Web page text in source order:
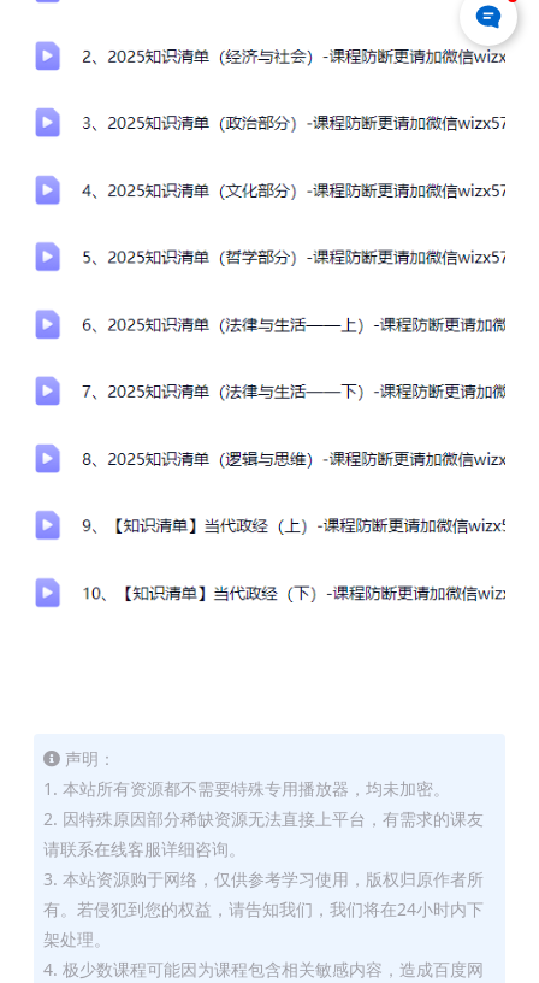
声明：
1. 本站所有资源都不需要特殊专用播放器，均未加密。
2. 因特殊原因部分稀缺资源无法直接上平台，有需求的课友
请联系在线客服详细咨询。
3. 本站资源购于网络，仅供参考学习使用，版权归原作者所
有。若侵犯到您的权益，请告知我们，我们将在24小时内下
架处理。
4. 极少数课程可能因为课程包含相关敏感内容，造成百度网